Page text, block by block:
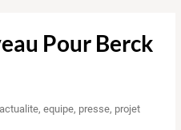
Pour Berck
actualite,equipe, presse, projet